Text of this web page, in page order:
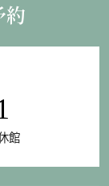
約
館